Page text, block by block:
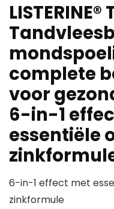
complete
voor
6-in-1
essentiële
6-in-1 effect met
zinkformule